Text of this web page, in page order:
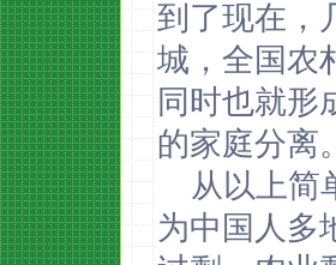
到了现在，
城，全国农
同时也就形
的家庭分离。
从以上简
为中国人多